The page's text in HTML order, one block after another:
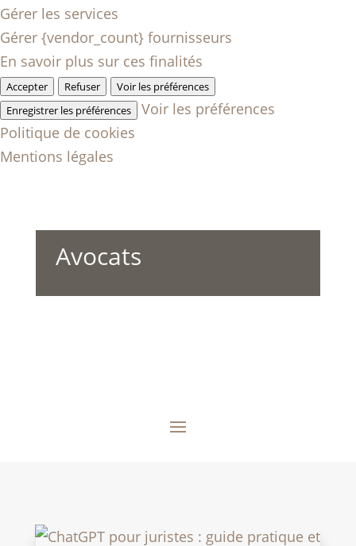
Gérer les services
Gérer {vendor_count} fournisseurs
En savoir plus sur ces finalités
Accepter Refuser
Voir les préférences
Enregistrer les préférences
Voir les préférences
Politique de cookies
Mentions légales
Avocats